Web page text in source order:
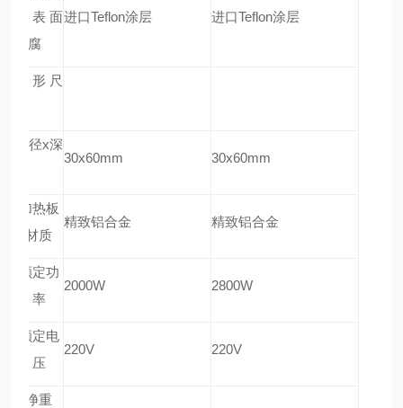
块表面
防腐
进口Teflon涂层 进口Teflon涂层
外形尺
孔径x深
30x60mm 30x60mm
加热板
材质
精致铝合金 精致铝合金
额定功
率
2000W 2800W
额定电
压
220V 220V
净重